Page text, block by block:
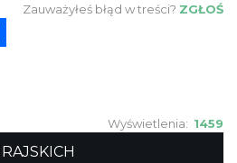
Zauważyłeś błąd w treści? ZGŁOŚ
Wyświetlenia: 1459